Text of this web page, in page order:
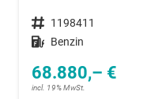
Fahrzeugnummer 1198411
Kraftstoff Benzin
68.880,– €
incl. 19% MwSt.